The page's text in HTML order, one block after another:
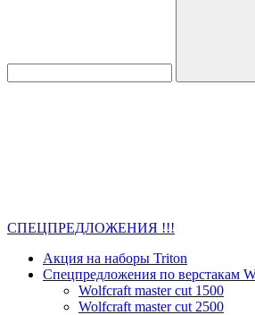
СПЕЦПРЕДЛОЖЕНИЯ !!!
Акция на наборы Triton
Спецпредложения по верстакам
Wolfcraft master cut 1500
Wolfcraft master cut 2500